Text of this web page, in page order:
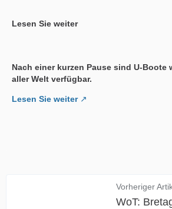
Lesen Sie weiter
Nach einer kurzen Pause sind U-Boote
aller Welt verfügbar.
Lesen Sie weiter
Vorheriger
WoT: